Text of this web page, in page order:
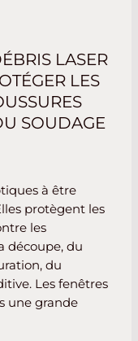
LASER
LES
SOUDAGE
à être
protègent les
les
découpe, du
du
Les fenêtres
une grande